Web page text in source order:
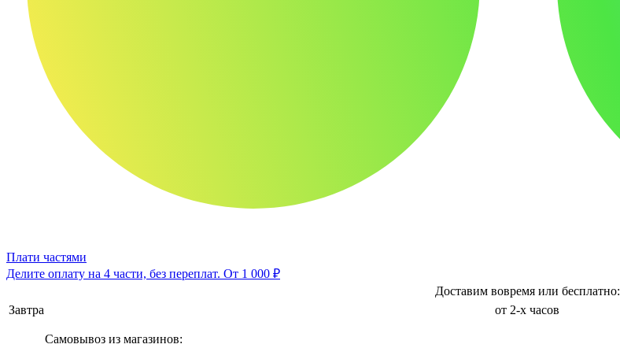
Плати частями
Делите оплату на 4 части, без переплат. От 1 000 ₽
Доставим вовремя или бесплатно:
Завтра
от 2-х часов
Самовывоз из магазинов: